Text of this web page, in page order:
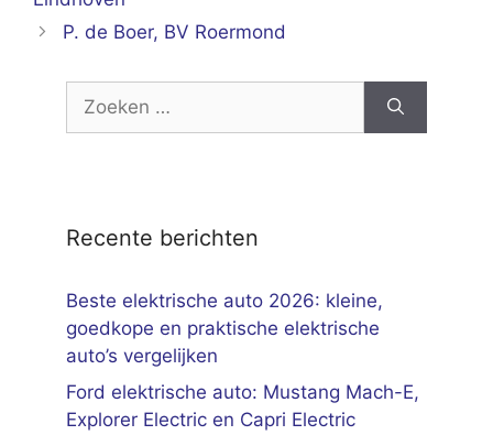
P. de Boer, BV Roermond
naar:
Recente berichten
Beste elektrische auto 2026: kleine,
goedkope en praktische elektrische
auto’s vergelijken
Ford elektrische auto: Mustang Mach-E,
Explorer Electric en Capri Electric